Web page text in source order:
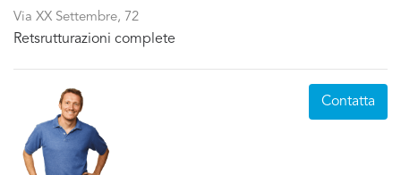
Via XX Settembre, 72
Retsrutturazioni complete
Contatta